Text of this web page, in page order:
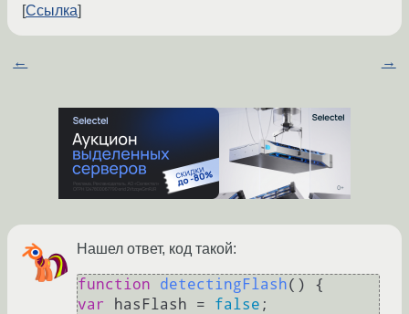
Ссылка
← →
Нашел ответ, код такой:
function detectingFlash(
var
hasFlash = false